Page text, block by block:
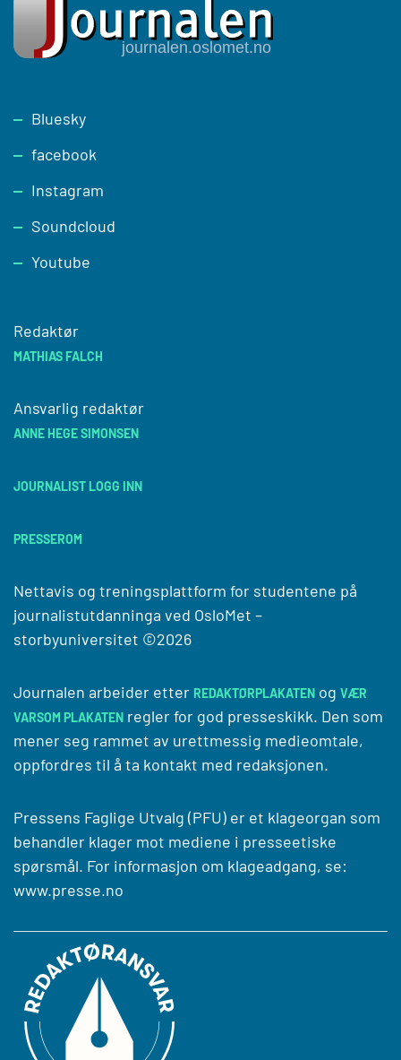
Footer
Bluesky
facebook
Instagram
Soundcloud
Youtube
Redaktør
MATHIAS FALCH
Ansvarlig redaktør
ANNE HEGE SIMONSEN
JOURNALIST LOGG INN
PRESSEROM
Nettavis og treningsplattform for studentene på
journalistutdanninga ved OsloMet –
storbyuniversitet ©2026
Journalen arbeider etter REDAKTØRPLAKATEN og VÆR
VARSOM PLAKATEN regler for god presseskikk. Den som
mener seg rammet av urettmessig medieomtale,
oppfordres til å ta kontakt med redaksjonen.
Pressens Faglige Utvalg (PFU) er et klageorgan som
behandler klager mot mediene i presseetiske
spørsmål. For informasjon om klageadgang, se:
www.presse.no